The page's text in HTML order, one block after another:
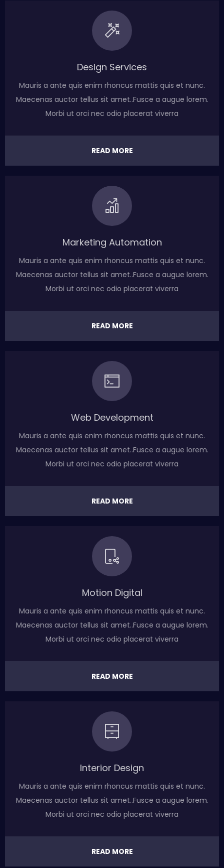
Design Services
Mauris a ante quis enim rhoncus mattis quis et nunc.
Maecenas auctor tellus sit amet..Fusce a augue lorem.
Morbi ut orci nec odio placerat viverra
READ MORE
Marketing Automation
Mauris a ante quis enim rhoncus mattis quis et nunc.
Maecenas auctor tellus sit amet..Fusce a augue lorem.
Morbi ut orci nec odio placerat viverra
READ MORE
Web Development
Mauris a ante quis enim rhoncus mattis quis et nunc.
Maecenas auctor tellus sit amet..Fusce a augue lorem.
Morbi ut orci nec odio placerat viverra
READ MORE
Motion Digital
Mauris a ante quis enim rhoncus mattis quis et nunc.
Maecenas auctor tellus sit amet..Fusce a augue lorem.
Morbi ut orci nec odio placerat viverra
READ MORE
Interior Design
Mauris a ante quis enim rhoncus mattis quis et nunc.
Maecenas auctor tellus sit amet..Fusce a augue lorem.
Morbi ut orci nec odio placerat viverra
READ MORE